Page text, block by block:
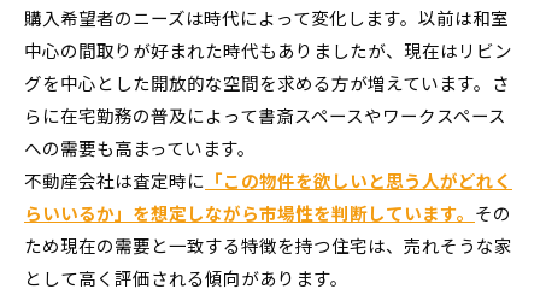
購入希望者のニーズは時代によって変化します。以前は和室
中心の間取りが好まれた時代もありましたが、現在はリビン
グを中心とした開放的な空間を求める方が増えています。さ
らに在宅勤務の普及によって書斎スペースやワークスペース
への需要も高まっています。
不動産会社は査定時に 「この物件を欲しいと思う人がどれく
らいいるか」を想定しながら市場性を判断しています。 その
ため現在の需要と一致する特徴を持つ住宅は、売れそうな家
として高く評価される傾向があります。